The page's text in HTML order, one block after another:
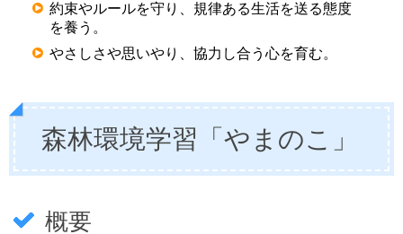
約束やルールを守り、規律ある生活を送る態度
を養う。
やさしさや思いやり、協力し合う心を育む。
森林環境学習「やまのこ」
概要